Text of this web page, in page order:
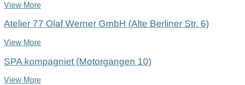
View More
Atelier 77 Olaf Werner GmbH (Alte Berliner Str. 6)
View More
SPA kompagniet (Motorgangen 10)
View More